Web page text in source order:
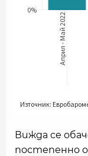
Вижда се
постепенно